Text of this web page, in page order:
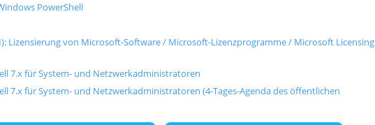
PowerShell
Lizensierung von Microsoft-Software / Microsoft-Lizenzprogramme / Microsoft Licensing
7.x für System- und Netzwerkadministratoren
7.x für System- und Netzwerkadministratoren (4-Tages-Agenda des öffentlichen